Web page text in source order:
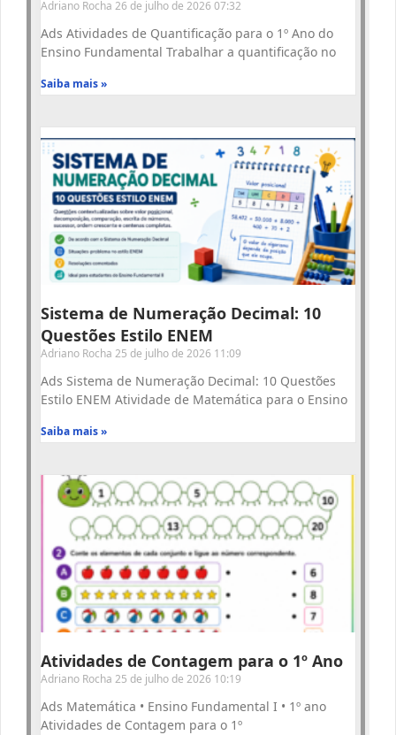
Adriano Rocha 26 de julho de 2026 07:32
Ads Atividades de Quantificação para o 1º Ano do
Ensino Fundamental Trabalhar a quantificação no
Saiba mais »
Sistema de Numeração Decimal: 10
Questões Estilo ENEM
Adriano Rocha 25 de julho de 2026 11:09
Ads Sistema de Numeração Decimal: 10 Questões
Estilo ENEM Atividade de Matemática para o Ensino
Saiba mais »
Atividades de Contagem para o 1º Ano
Adriano Rocha 25 de julho de 2026 10:19
Ads Matemática • Ensino Fundamental I • 1º ano
Atividades de Contagem para o 1º